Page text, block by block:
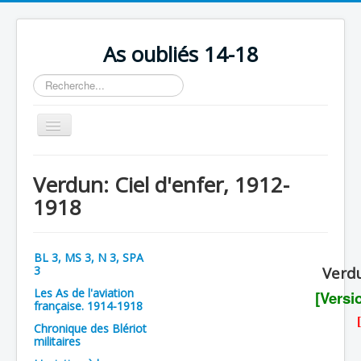
As oubliés 14-18
Rechercher
Basculer
la
Chronologie
Escadrilles
Personnels
Formation
Doctrines
Verdun: Ciel d'enfer, 1912-
1918
BL 3, MS 3, N 3, SPA
3
Les As de l'aviation
française. 1914-1918
Chronique des Blériot
militaires